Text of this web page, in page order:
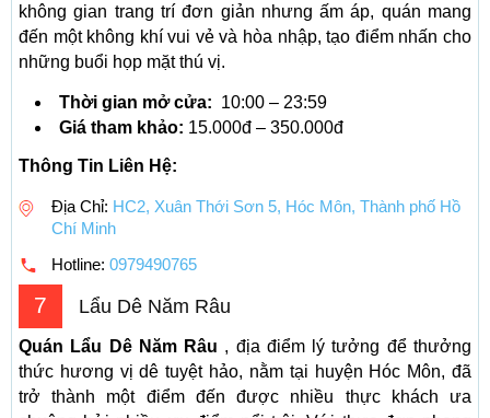
không gian trang trí đơn giản nhưng ấm áp, quán mang
đến một không khí vui vẻ và hòa nhập, tạo điểm nhấn cho
những buổi họp mặt thú vị.
Thời gian mở cửa: 10:00 – 23:59
Giá tham khảo: 15.000đ – 350.000đ
Thông Tin Liên Hệ:
Địa Chỉ: HC2, Xuân Thới Sơn 5, Hóc Môn, Thành phố Hồ
Chí Minh
Hotline: 0979490765
7 Lẩu Dê Năm Râu
Quán Lẩu Dê Năm Râu , địa điểm lý tưởng để thưởng
thức hương vị dê tuyệt hảo, nằm tại huyện Hóc Môn, đã
trở thành một điểm đến được nhiều thực khách ưa